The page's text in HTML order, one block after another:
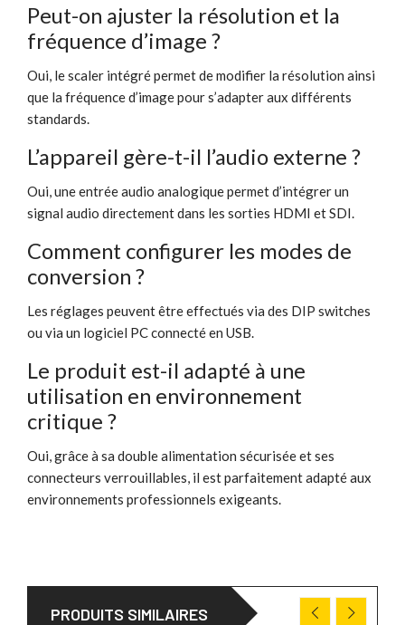
Peut-on ajuster la résolution et la
fréquence d’image ?
Oui, le scaler intégré permet de modifier la résolution ainsi
que la fréquence d’image pour s’adapter aux différents
standards.
L’appareil gère-t-il l’audio externe ?
Oui, une entrée audio analogique permet d’intégrer un
signal audio directement dans les sorties HDMI et SDI.
Comment configurer les modes de
conversion ?
Les réglages peuvent être effectués via des DIP switches
ou via un logiciel PC connecté en USB.
Le produit est-il adapté à une
utilisation en environnement
critique ?
Oui, grâce à sa double alimentation sécurisée et ses
connecteurs verrouillables, il est parfaitement adapté aux
environnements professionnels exigeants.
PRODUITS SIMILAIRES